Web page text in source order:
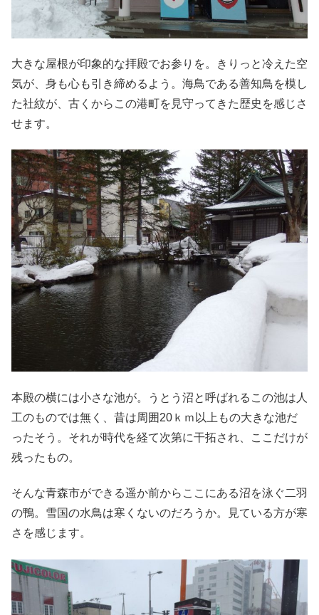
大きな屋根が印象的な拝殿でお参りを。きりっと冷えた空
気が、身も心も引き締めるよう。海鳥である善知鳥を模し
た社紋が、古くからこの港町を見守ってきた歴史を感じさ
せます。
本殿の横には小さな池が。うとう沼と呼ばれるこの池は人
工のものでは無く、昔は周囲20ｋｍ以上もの大きな池だ
ったそう。それが時代を経て次第に干拓され、ここだけが
残ったもの。
そんな青森市ができる遥か前からここにある沼を泳ぐ二羽
の鴨。雪国の水鳥は寒くないのだろうか。見ている方が寒
さを感じます。